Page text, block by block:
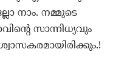
നാം. നമ്മുടെ
സാന്നിധ്യവും